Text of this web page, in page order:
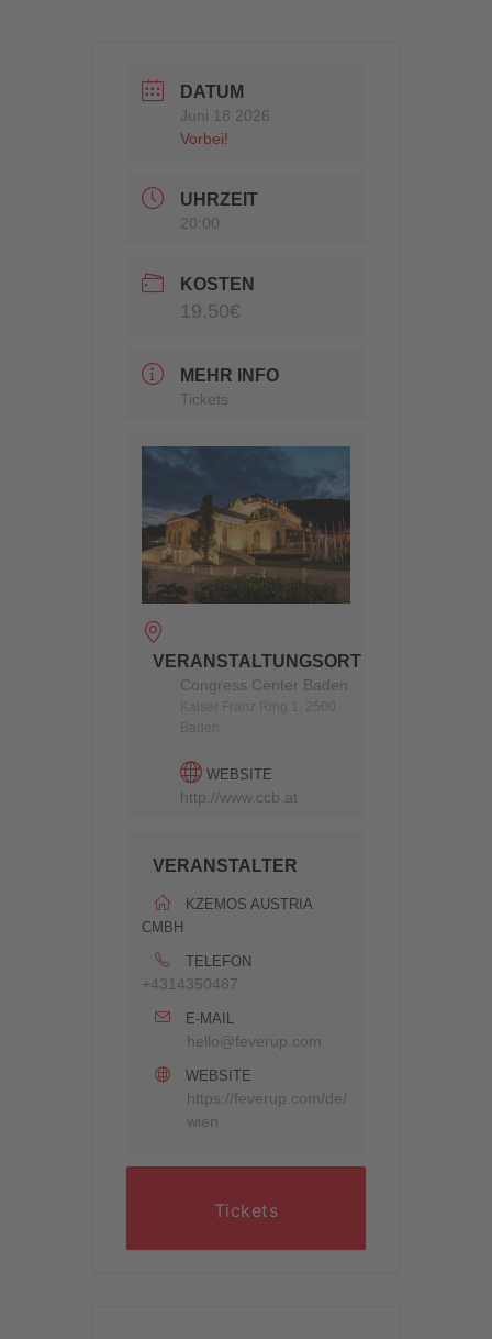
DATUM
Juni 18 2026
Vorbei!
UHRZEIT
20:00
KOSTEN
19.50€
MEHR INFO
Tickets
VERANSTALTUNGSORT
Congress Center Baden
WEBSITE
http://www.ccb.at
VERANSTALTER
KZEMOS AUSTRIA
CMBH
TELEFON
+4314350487
E-MAIL
hello@feverup.com
WEBSITE
https://feverup.com/de/
wien
Tickets